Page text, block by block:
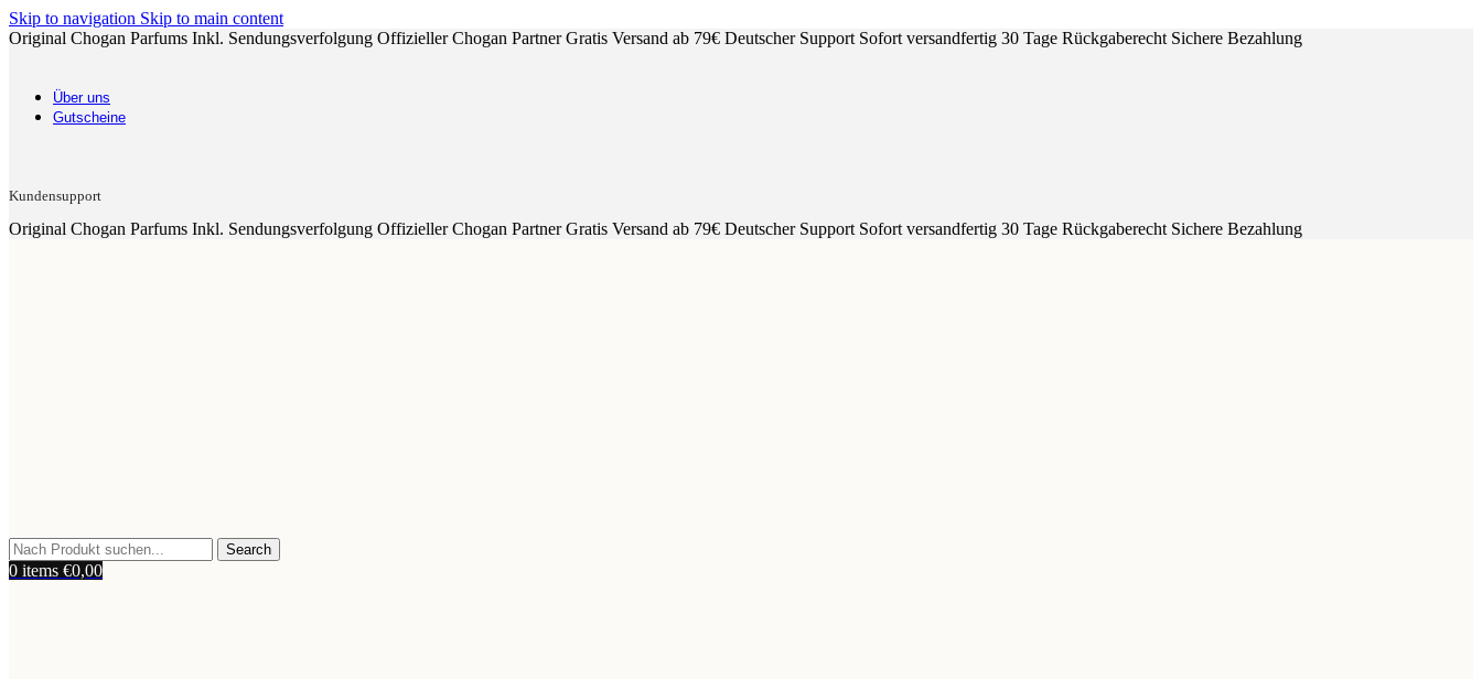
Skip to navigation Skip to main content
Original Chogan Parfums Inkl. Sendungsverfolgung Offizieller Chogan PartnerGratis Versand ab 79€ Deutscher Support Sofort versandfertig 30 Tage Rückgaberecht Sichere Bezahlung
Über uns
Gutscheine
Kundensupport
Original Chogan Parfums Inkl. Sendungsverfolgung Offizieller Chogan PartnerGratis Versand ab 79€ Deutscher Support Sofort versandfertig 30 Tage Rückgaberecht Sichere Bezahlung
Search
0 items €0,00